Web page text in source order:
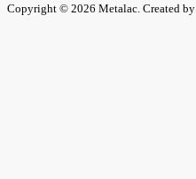
Copyright © 2026 Metalac. Created by